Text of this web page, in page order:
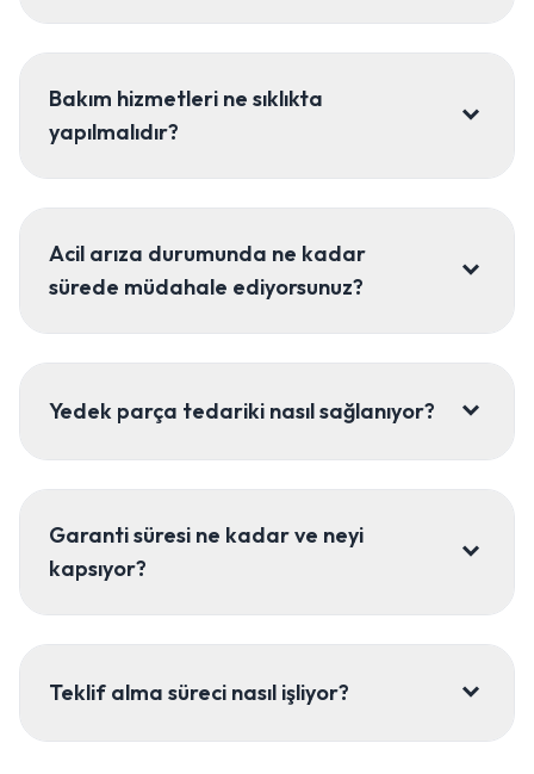
Bakım hizmetleri ne sıklıkta
yapılmalıdır?
Acil arıza durumunda ne kadar
sürede müdahale ediyorsunuz?
Yedek parça tedariki nasıl sağlanıyor?
Garanti süresi ne kadar ve neyi
kapsıyor?
Teklif alma süreci nasıl işliyor?